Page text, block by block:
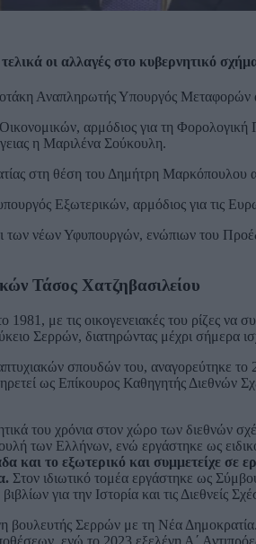
οι αλλαγές στο κυβερνητικό
Αναπληρωτής Υπουργός Μεταφορών
αρμόδιος για τη Φορολογική
η Μαριλένα Σούκουλη.
στη θέση του Δημήτρη Μαρκόπουλου
Εξωτερικών, αρμόδιος για τις
νέων Υφυπουργών, ενώπιων του
Τάσος Χατζηβασιλείου
1981, με τις οικογενειακές του ρίζες
Σερρών, διατηρώντας μέχρι σήμερα
σπουδών του, αναγορεύτηκε το
ως Επίκουρος Καθηγητής
του χρόνια στον χώρο των διεθνών
των Ελλήνων, ενώ εργάστηκε ως
και το εξωτερικό και συμμετείχε σε
Στον ιδιωτικό τομέα εργάστηκε ως
για την Ιστορία και τις Διεθνείς
βουλευτής Σερρών με τη Νέα